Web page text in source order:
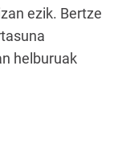
ezik. Bertze
helburuak